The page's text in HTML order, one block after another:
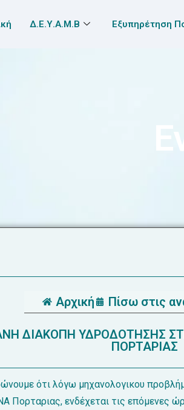
Δ.Ε.Υ.Α.Μ.Β Εξυπηρέτηση
Αρχική Πίσω στις
ΔΙΑΚΟΠΗ ΥΔΡΟΔΟΤΗΣΗΣ
ΠΟΡΤΑΡΙΑΣ
ότι λόγω μηχανολογικου
Πορταριας, ενδέχεται τις επόμενες